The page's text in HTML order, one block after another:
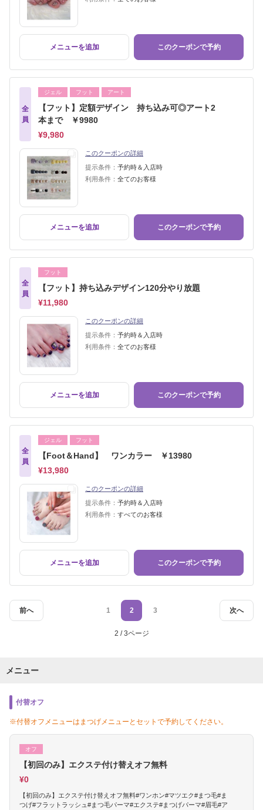
メニューを追加 このクーポンで予約
全
員
ジェル フット アート
【フット】定額デザイン 持ち込み可◎アート2
本まで ￥9980
¥9,980
このクーポンの詳細
提示条件： 予約時＆入店時
利用条件： 全てのお客様
メニューを追加 このクーポンで予約
全
員
フット
【フット】持ち込みデザイン120分やり放題
¥11,980
このクーポンの詳細
提示条件： 予約時＆入店時
利用条件： 全てのお客様
メニューを追加 このクーポンで予約
全
員
ジェル フット
【Foot＆Hand】 ワンカラー ￥13980
¥13,980
このクーポンの詳細
提示条件： 予約時＆入店時
利用条件： すべてのお客様
メニューを追加 このクーポンで予約
前へ 次へ
1 2 3
2 / 3ページ
メニュー
付替オフ
※付替オフメニューはまつげメニューとセットで予約してください。
オフ
【初回のみ】エクステ付け替えオフ無料
¥0
【初回のみ】エクステ付け替えオフ無料#ワンホン#マツエク#まつ毛#ま
つげ#フラットラッシュ#まつ毛パーマ#エクステ#まつげパーマ#眉毛#ア